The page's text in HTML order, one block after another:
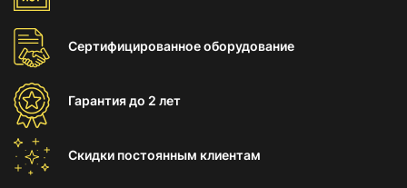
Сертифицированноеоборудование
Гарантиядо 2 лет
Скидки постоянным клиентам